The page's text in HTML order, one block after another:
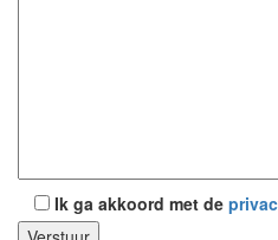
Ik ga akkoord met de